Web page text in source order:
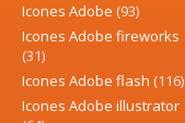
Icones Adobe (93)
Icones Adobe fireworks
(31)
Icones Adobe flash (116)
Icones Adobe illustrator